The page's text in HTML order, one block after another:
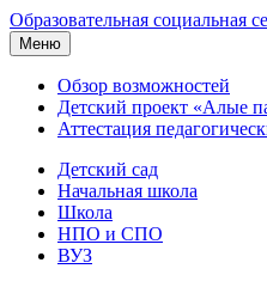
Образовательная социальная
Меню
Обзор возможностей
Детский проект «Алые
Аттестация
Детский сад
Начальная школа
Школа
НПО и СПО
ВУЗ